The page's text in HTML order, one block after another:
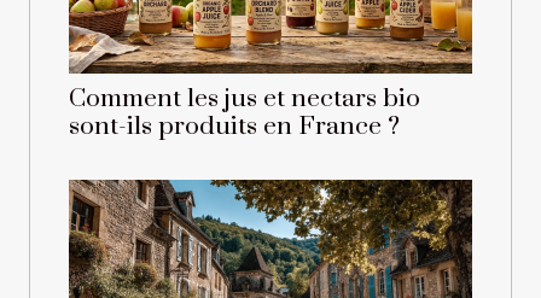
Comment les jus et nectars bio
sont-ils produits en France ?